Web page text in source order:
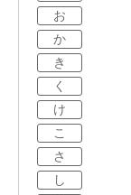
お
か
き
く
け
こ
さ
し